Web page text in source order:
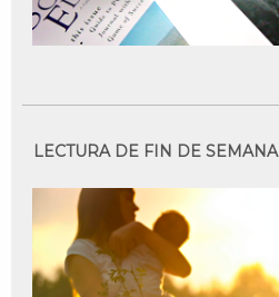
LECTURA DE FIN DE SEMANA